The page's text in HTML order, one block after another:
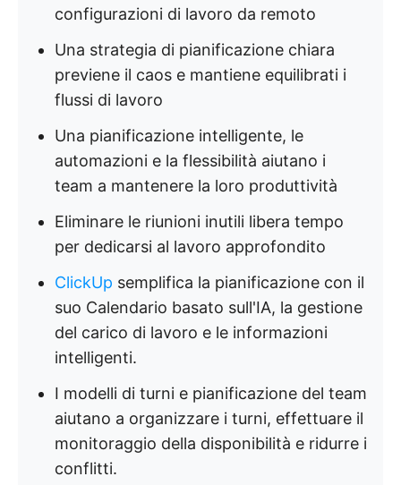
configurazioni di lavoro da remoto
Una strategia di pianificazione chiara
previene il caos e mantiene equilibrati i
flussi di lavoro
Una pianificazione intelligente, le
automazioni e la flessibilità aiutano i
team a mantenere la loro produttività
Eliminare le riunioni inutili libera tempo
per dedicarsi al lavoro approfondito
ClickUp semplifica la pianificazione con il
suo Calendario basato sull'IA, la gestione
del carico di lavoro e le informazioni
intelligenti.
I modelli di turni e pianificazione del team
aiutano a organizzare i turni, effettuare il
monitoraggio della disponibilità e ridurre i
conflitti.